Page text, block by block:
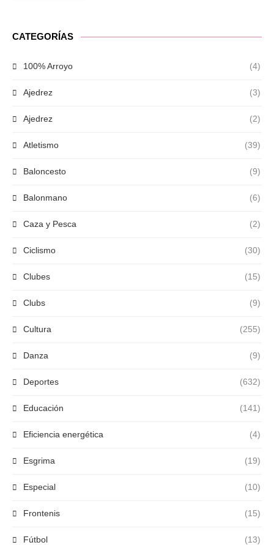
CATEGORÍAS
100% Arroyo (4)
Ajedrez (3)
Ajedrez (2)
Atletismo (39)
Baloncesto (9)
Balonmano (6)
Caza y Pesca (2)
Ciclismo (30)
Clubes (15)
Clubs (9)
Cultura (255)
Danza (9)
Deportes (632)
Educación (141)
Eficiencia energética (4)
Esgrima (19)
Especial (10)
Frontenis (15)
Fútbol (13)